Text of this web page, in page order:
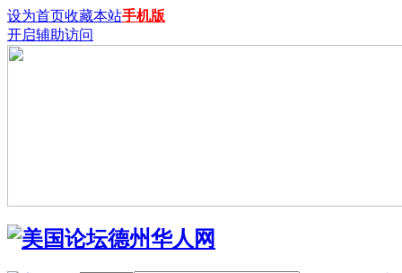
设为首页收藏本站手机版
开启辅助访问